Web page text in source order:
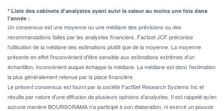
* Liste des cabinets d'analystes ayant suivi la valeur au moins une fois dans
l'année :
Un consensus est une moyenne ou une médiane des prévisions ou des
recommandations faites par les analystes financiers. Factset JCF préconise
l'utilisation de la médiane des estimations plutôt que de la moyenne. La moyenne
présente en effet l'inconvénient d'être sensible aux estimations extrêmes d'un
échantillon, inconvénient auquel échappe la médiane. La médiane est donc l'estimation
la plus généralement retenue par la place financière.
Le présent consensus est fourni par la société FactSet Research Systems Inc et
résulte par nature d'une diffusion de plusieurs opinions d'analystes. Il est rappelé qu'en
aucune manière BOURSORAMA n'a participé à son élaboration, ni exercé un pouvoir